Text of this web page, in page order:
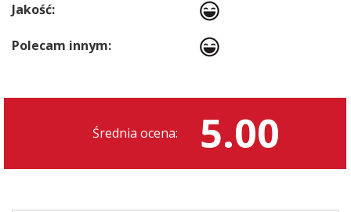
Jakość:
Polecam innym:
Średnia ocena: 5.00